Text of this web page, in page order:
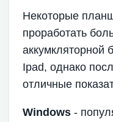
Некоторые
проработать
аккумкляторной
Ipad, однако
отличные
Windows -